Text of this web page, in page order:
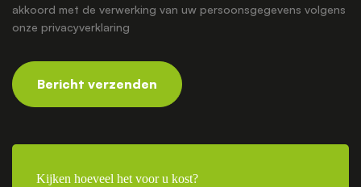
akkoord met de verwerking van uw persoonsgegevens volgens
onze privacyverklaring
Bericht verzenden
Kijken hoeveel het voor u kost?